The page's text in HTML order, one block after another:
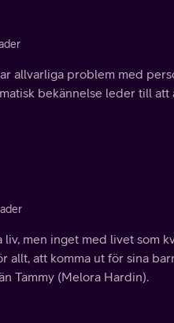
allvarliga problem med
bekännelse leder till
liv, men inget med livet som
allt, att komma ut för sina
Tammy (Melora Hardin).